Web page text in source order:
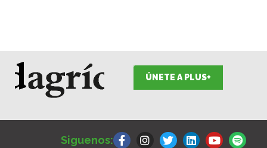
ÚNETE A PLUS+
Siguenos:
F
a
I
n
T
w
L
i
Y
o
S
p